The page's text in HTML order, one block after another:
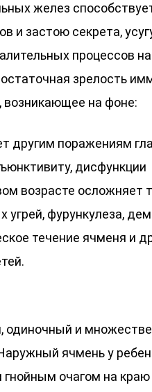
желез
и застою секрета,
процессов
зрелость
на фоне:
другим поражениям
дисфункции
возрасте осложняет
угрей, фурункулеза,
течение ячменя и
одиночный и
ячмень у
гнойным очагом на